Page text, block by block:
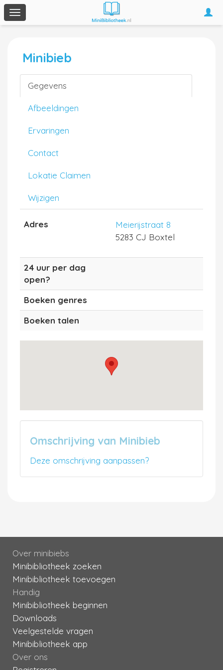
Toggle
navigation
Minibieb
Gegevens
Afbeeldingen
Ervaringen
Contact
Lokatie Claimen
Wijzigen
Adres
Meierijstraat 8
5283 CJ Boxtel
24 uur per dag
open?
Boeken genres
Boeken talen
Omschrijving van Minibieb
Deze omschrijving aanpassen?
Over minibiebs
Minibibliotheek zoeken
Minibibliotheek toevoegen
Handig
Minibibliotheek beginnen
Downloads
Veelgestelde vragen
Minibibliotheek app
Over ons